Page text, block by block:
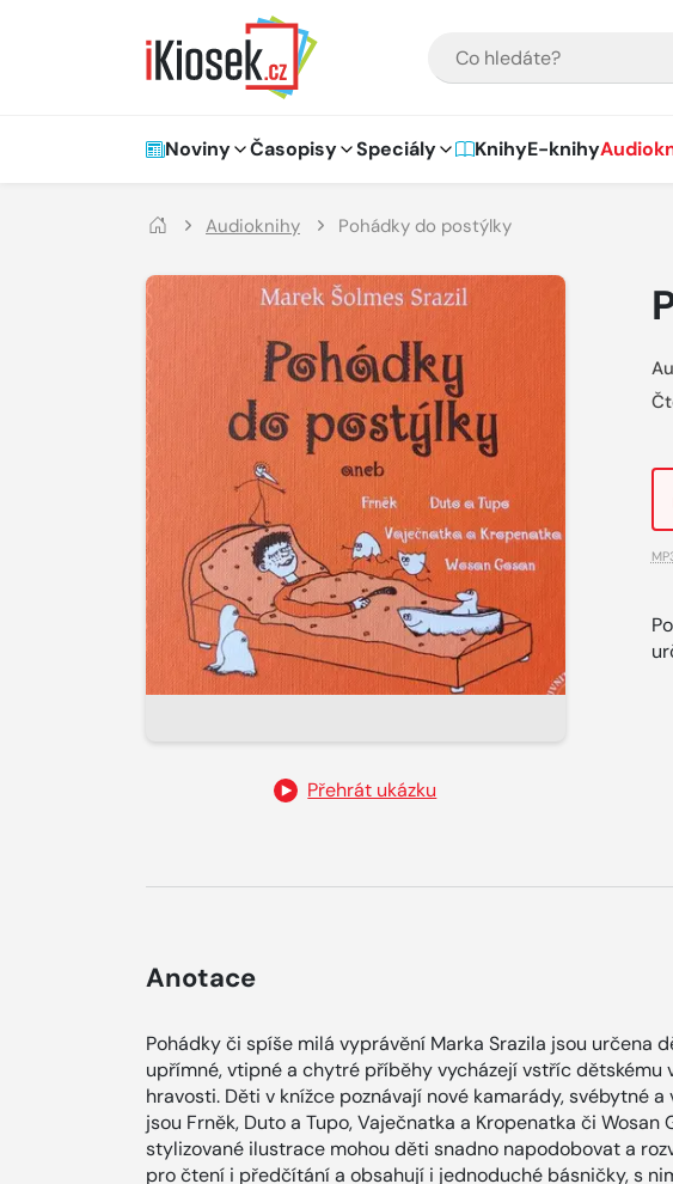
Hlavní navigace
Noviny Časopisy Speciály KnihyE-knihy
Audioknihy Pohádky do postýlky
Přehrát ukázku
Anotace
Pohádky či spíše milá vyprávění Marka Srazila jsou určena
upřímné, vtipné a chytré příběhy vycházejí vstříc dětskému
hravosti. Děti v knížce poznávají nové kamarády, svébytné
jsou Frněk, Duto a Tupo, Vaječnatka a Kropenatka či Wosan
stylizované ilustrace mohou děti snadno napodobovat a
pro čtení i předčítání a obsahují i jednoduché básničky, s